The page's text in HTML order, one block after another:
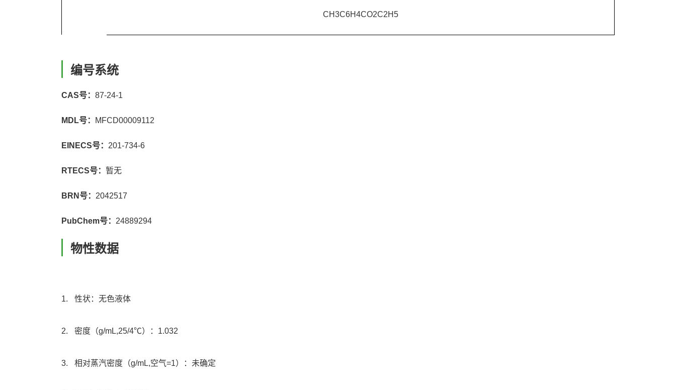
CH3C6H4CO2C2H5
编号系统
CAS号： 87-24-1
MDL号： MFCD00009112
EINECS号： 201-734-6
RTECS号： 暂无
BRN号： 2042517
PubChem号： 24889294
物性数据
1. 性状： 无色液体
2. 密度（g/mL,25/4℃）： 1.032
3. 相对蒸汽密度（g/mL,空气=1）：未确定